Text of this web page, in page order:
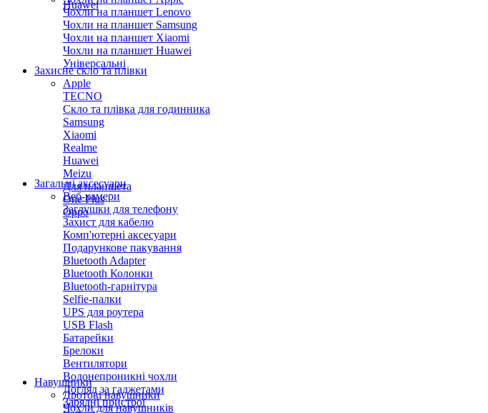
Huawei
Чохли на планшет Lenovo
Чохли на планшет Samsung
Чохли на планшет Xiaomi
Чохли на планшет Huawei
Універсальні
Захисне скло та плівки
Apple
TECNO
Скло та плівка для годинника
Samsung
Xiaomi
Realme
Huawei
Meizu
Для планшета
One Plus
Oppo
Загальні аксесуари
Веб-камери
Заглушки для телефону
Захист для кабелю
Комп'ютерні аксесуари
Подарункове пакування
Bluetooth Adapter
Bluetooth Колонки
Bluetooth-гарнітура
Selfie-палки
UPS для роутера
USB Flash
Батарейки
Брелоки
Вентилятори
Водонепроникні чохли
Догляд за гаджетами
Зарядні пристрої
Навушники
Дротові навушники
Чохли для навушників